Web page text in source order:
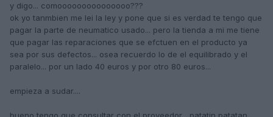
y digo... comooooooooooooooo???
ok yo tanmbien me lei la ley y pone que si es verdad te tengo que
pagar la parte de neumatico usado... pero la tienda a mi me tiene
que pagar las reparaciones que se efctuen en el producto ya
sea por sus defectos... osea recuerdo lo de el equilibrado y el
paralelo... por un lado 40 euros y por otro 80 euros...
empieza a sudar....